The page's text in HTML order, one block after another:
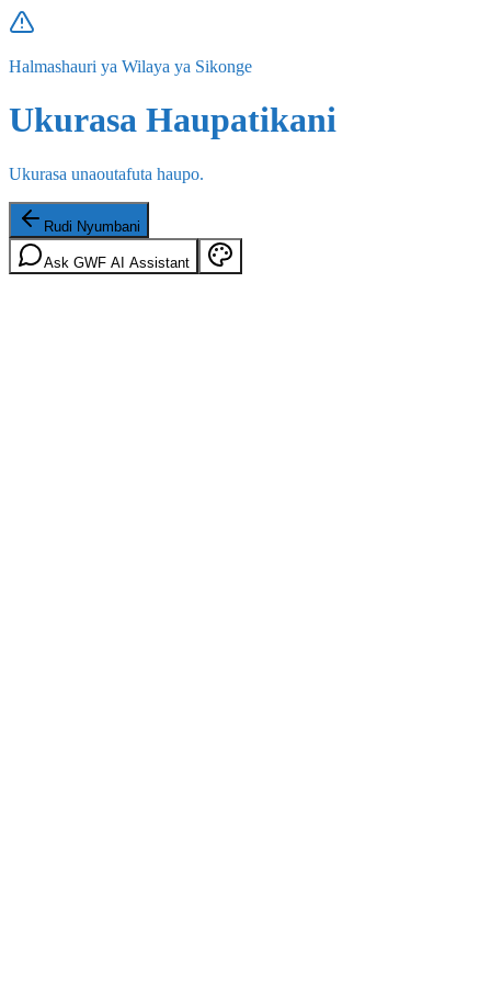
Halmashauri ya Wilaya ya Sikonge
Ukurasa Haupatikani
Ukurasa unaoutafuta haupo.
Rudi Nyumbani
Ask GWF AI Assistant